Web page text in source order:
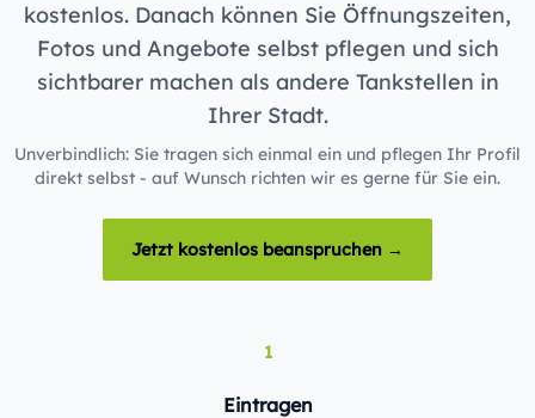
kostenlos. Danach können Sie Öffnungszeiten,
Fotos und Angebote selbst pflegen und sich
sichtbarer machen als andere Tankstellen in
Ihrer Stadt.
Unverbindlich: Sie tragen sich einmal ein und pflegen Ihr Profil
direkt selbst - auf Wunsch richten wir es gerne für Sie ein.
Jetzt kostenlos beanspruchen →
1
Eintragen